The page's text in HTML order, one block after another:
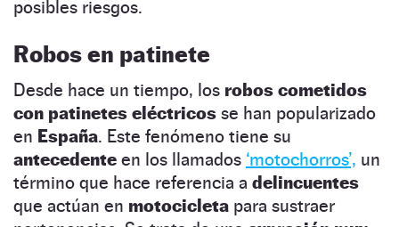
posibles riesgos.
Robos en patinete
Desde hace un tiempo, los robos cometidos
con patinetes eléctricos se han popularizado
en España. Este fenómeno tiene su
antecedente en los llamados ‘motochorros’, un
término que hace referencia a delincuentes
que actúan en motocicleta para sustraer